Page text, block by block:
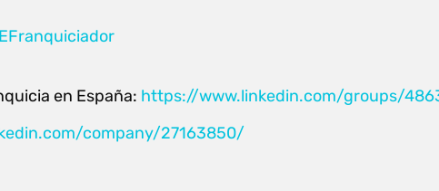
en España: https://www.linkedin.com/groups/
company/27163850/